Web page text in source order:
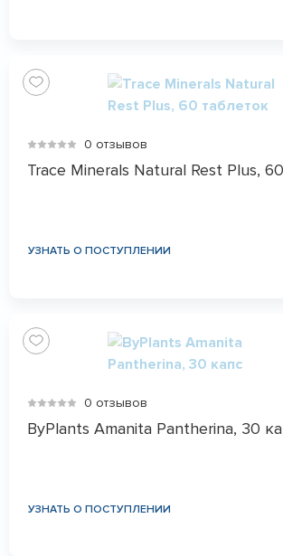
0 отзывов
Trace Minerals Natural Rest Plus,
УЗНАТЬ О ПОСТУПЛЕНИИ
0 отзывов
ByPlants Amanita Pantherina, 30
УЗНАТЬ О ПОСТУПЛЕНИИ